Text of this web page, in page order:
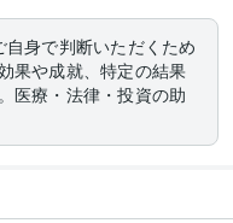
身で判断いただくため
果や成就、特定の結果
医療・法律・投資の助